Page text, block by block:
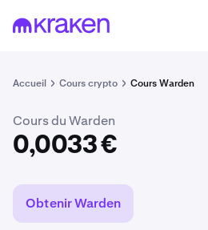
Accueil Cours crypto Cours Warden
0,0033 €
Cours du Warden
0,0033 €
Obtenir Warden